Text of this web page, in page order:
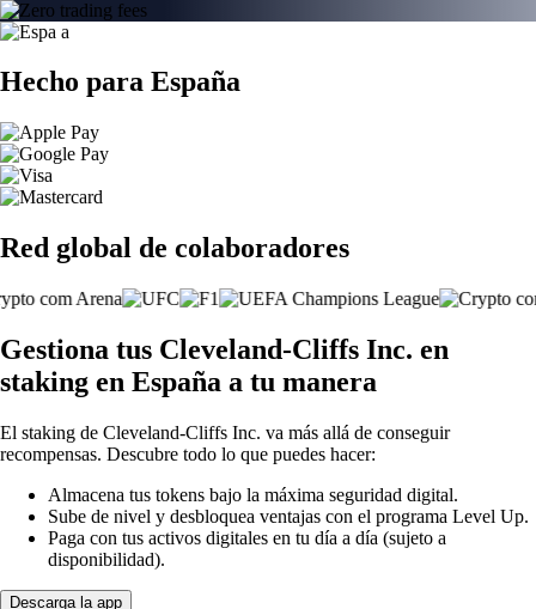
Hecho para España
Red global de colaboradores
Gestiona tus Cleveland-Cliffs Inc. en
staking en España a tu manera
El staking de Cleveland-Cliffs Inc. va más allá de conseguir
recompensas. Descubre todo lo que puedes hacer:
Almacena tus tokens bajo la máxima seguridad digital.
Sube de nivel y desbloquea ventajas con el programa Level Up.
Paga con tus activos digitales en tu día a día (sujeto a
disponibilidad).
Descarga la app